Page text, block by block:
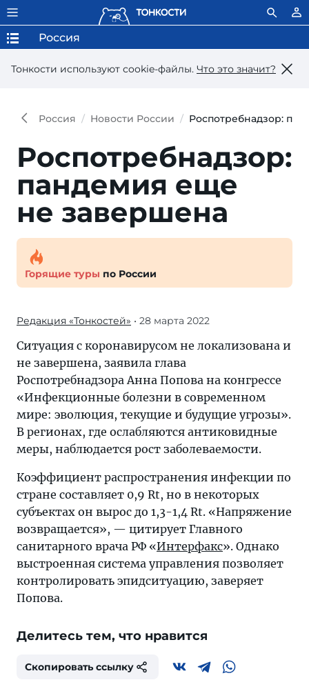
Тонкости используют сookie-файлы. Что это значит?
Россия
Россия Новости России Роспотребнадзор:
Роспотребнадзор:
пандемия еще
не завершена
Горящие туры по России
Редакция «Тонкостей» • 28 марта 2022
Ситуация с коронавирусом не локализована и
не завершена, заявила глава
Роспотребнадзора Анна Попова на конгрессе
«Инфекционные болезни в современном
мире: эволюция, текущие и будущие угрозы».
В регионах, где ослабляются антиковидные
меры, наблюдается рост заболеваемости.
Коэффициент распространения инфекции по
стране составляет 0,9 Rt, но в некоторых
субъектах он вырос до 1,3-1,4 Rt. «Напряжение
возвращается», — цитирует Главного
санитарного врача РФ «Интерфакс». Однако
выстроенная система управления позволяет
контролировать эпидситуацию, заверяет
Попова.
Делитесь тем, что нравится
Скопировать ссылку